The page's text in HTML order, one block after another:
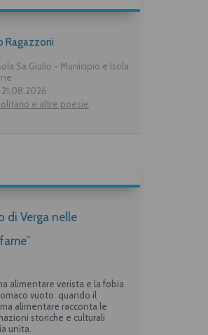
Ragazzoni
Sa Giulio - Municipio e Isola
e altre poesie
di Verga nelle
alimentare verista e la fobia
vuoto: quando il
alimentare racconta le
storiche e culturali
unita.